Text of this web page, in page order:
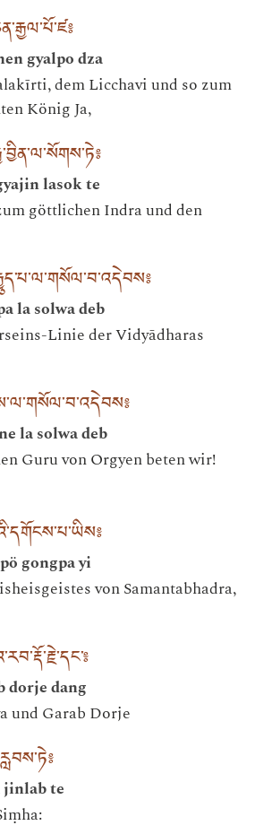
gyalpo dza
dem Licchavi und so zum
König Ja,
lasok te
göttlichen Indra und den
la solwa deb
Linie der Vidyādharas
la solwa deb
Guru von Orgyen beten wir!
gongpa yi
von Samantabhadra,
dorje dang
und Garab Dorje
jinlab te